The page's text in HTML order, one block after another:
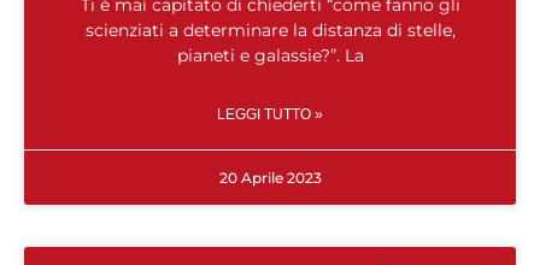
Ti è mai capitato di chiederti “come fanno gli
scienziati a determinare la distanza di stelle,
pianeti e galassie?”. La
LEGGI TUTTO »
20 Aprile 2023